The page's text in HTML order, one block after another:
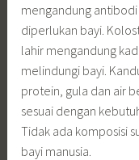
mengandung
diperlukan bayi.
lahir mengandung
melindungi bayi.
protein, gula dan air
sesuai dengan
Tidak ada komposisi
bayi manusia.